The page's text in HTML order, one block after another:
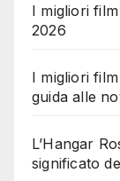
I migliori
2026
I migliori
guida alle
L’Hangar
significato